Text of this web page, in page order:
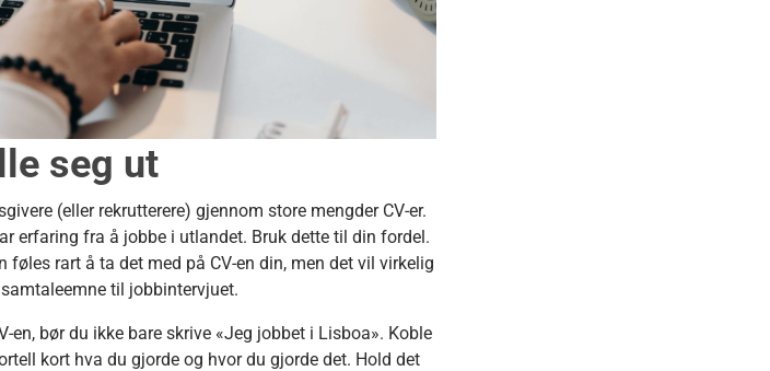
seg ut
(eller rekrutterere) gjennom store mengder CV-er.
erfaring fra å jobbe i utlandet. Bruk dette til din fordel.
rart å ta det med på CV-en din, men det vil virkelig
til jobbintervjuet.
bør du ikke bare skrive «Jeg jobbet i Lisboa». Koble
kort hva du gjorde og hvor du gjorde det. Hold det